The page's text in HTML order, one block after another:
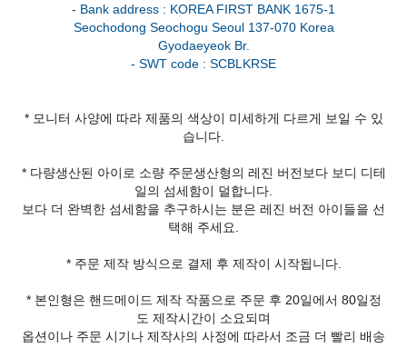
- Bank address : KOREA FIRST BANK 1675-1
Seochodong Seochogu Seoul 137-070 Korea
Gyodaeyeok Br.
* 모니터 사양에 따라 제품의 색상이 미세하게 다르게 보일 수 있
습니다.
* 다량생산된 아이로 소량 주문생산형의 레진 버전보다 보디 디테
일의 섬세함이 덜합니다.
보다 더 완벽한 섬세함을 추구하시는 분은 레진 버전 아이들을 선
택해 주세요.
* 주문 제작 방식으로 결제 후 제작이 시작됩니다.
* 본인형은 핸드메이드 제작 작품으로 주문 후 20일에서 80일정
도 제작시간이 소요되며
옵션이나 주문 시기나 제작사의 사정에 따라서 조금 더 빨리 배송